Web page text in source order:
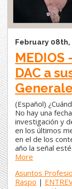
February 08th,
MEDIOS
DAC a
(Español)
No hay una
investigación y
en los últimos
en el de los
año la señal
More
Asuntos
Raspo |